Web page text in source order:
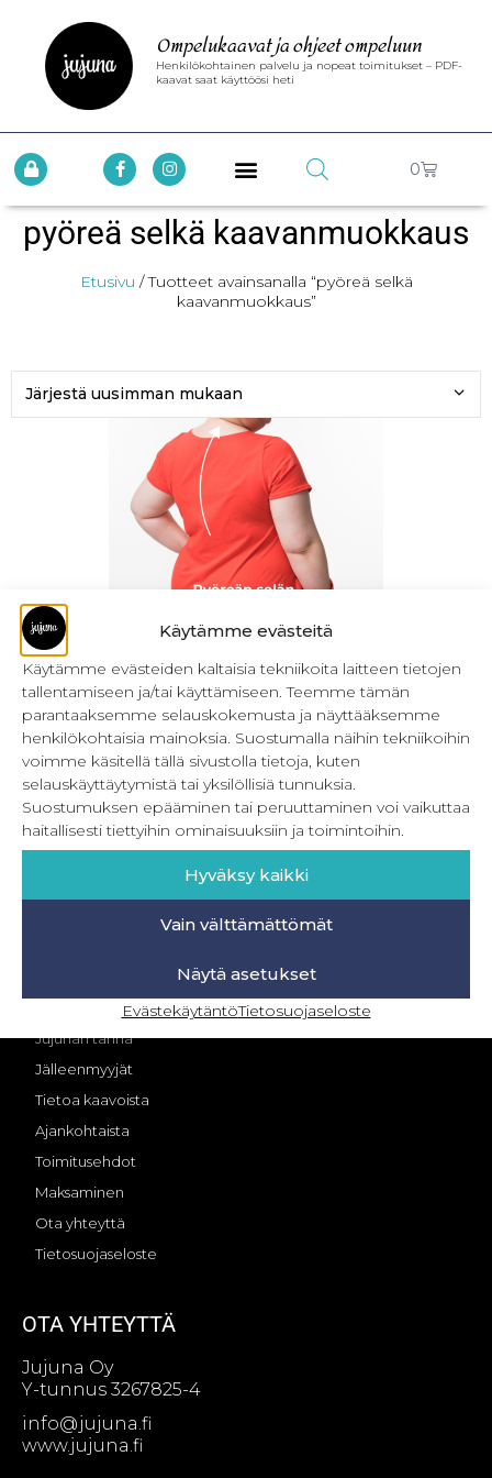
Käytämme evästeitä
Käytämme evästeiden kaltaisia tekniikoita laitteen tietojen
tallentamiseen ja/tai käyttämiseen. Teemme tämän
parantaaksemme selauskokemusta ja näyttääksemme
henkilökohtaisia mainoksia. Suostumalla näihin tekniikoihin
voimme käsitellä tällä sivustolla tietoja, kuten
selauskäyttäytymistä tai yksilöllisiä tunnuksia.
Suostumuksen epääminen tai peruuttaminen voi vaikuttaa
haitallisesti tiettyihin ominaisuuksiin ja toimintoihin.
Hyväksy kaikki
Vain välttämättömät
Näytä asetukset
EvästekäytäntöTietosuojaseloste
Ompelukaavat ja ohjeet ompeluun
Henkilökohtainen palvelu ja nopeat toimitukset – PDF-
kaavat saat käyttöösi heti
0
pyöreä selkä kaavanmuokkaus
Etusivu / Tuotteet avainsanalla “pyöreä selkä
kaavanmuokkaus”
Pyöreän selän muutokset – ohje (ladattava)
3,50€ Sis. ALV
Lisää ostoskoriin
OMA TILI – KIRJAUTUMINEN
Jujunan tarina
Jälleenmyyjät
Tietoa kaavoista
Ajankohtaista
Toimitusehdot
Maksaminen
Ota yhteyttä
Tietosuojaseloste
OTA YHTEYTTÄ
Jujuna Oy
Y-tunnus 3267825-4
info@jujuna.fi
www.jujuna.fi